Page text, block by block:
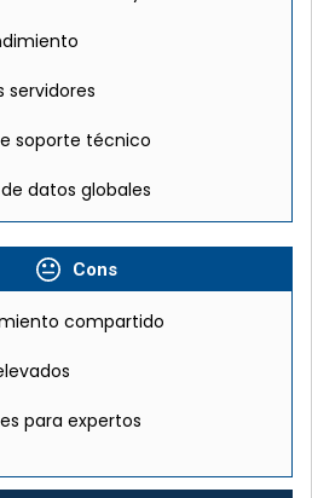
servidores
soporte técnico
datos globales
Cons
compartido
para expertos